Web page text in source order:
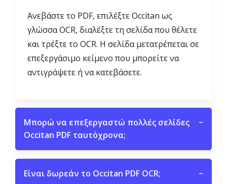
Ανεβάστε το PDF, επιλέξτε Occitan ως
γλώσσα OCR, διαλέξτε τη σελίδα που θέλετε
και τρέξτε το OCR. Η σελίδα μετατρέπεται σε
επεξεργάσιμο κείμενο που μπορείτε να
αντιγράψετε ή να κατεβάσετε.
Μπορώ να επεξεργαστώ πολλές σελίδες
Occitan PDF ταυτόχρονα;
−
Είναι δωρεάν το Occitan PDF OCR; −